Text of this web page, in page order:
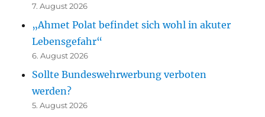
7. August 2026
„Ahmet Polat befindet sich wohl in akuter
Lebensgefahr“
6. August 2026
Sollte Bundeswehrwerbung verboten
werden?
5. August 2026